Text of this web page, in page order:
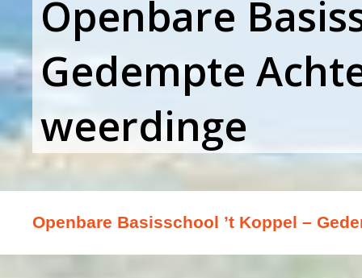
Openbare
Gedempte
weerdinge
Openbare Basisschool ’t Koppel –